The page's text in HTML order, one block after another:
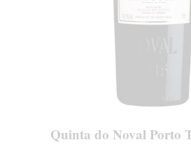
Quinta do Noval Porto